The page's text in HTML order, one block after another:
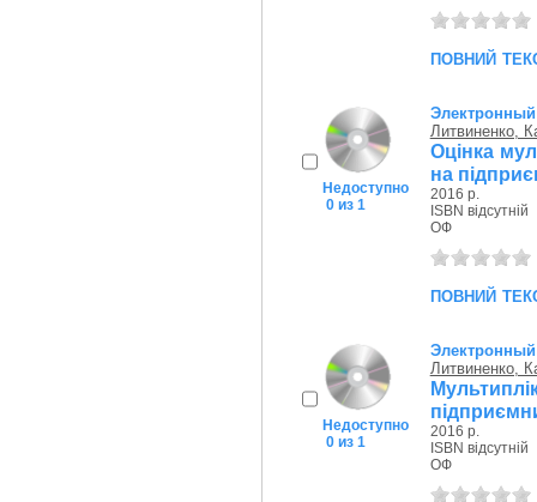
повний
Недоступно
0 из 1
Электронный
Литвиненко,
Оцінка
на
2016 р.
ISBN відсутній
ОФ
повний
Недоступно
0 из 1
Электронный
Литвиненко,
2016 р.
ISBN відсутній
ОФ